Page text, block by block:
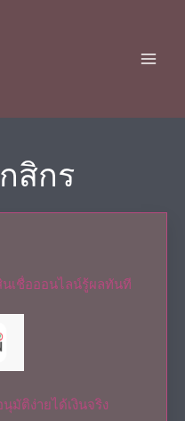
สิกร
เชื่อออนไลน์รู้ผลทันที
มัติง่ายได้เงินจริง